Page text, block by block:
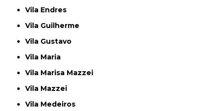
Vila Endres
Vila Guilherme
Vila Gustavo
Vila Maria
Vila Marisa Mazzei
Vila Mazzei
Vila Medeiros